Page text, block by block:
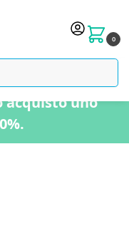
0
nel carrello e
uno